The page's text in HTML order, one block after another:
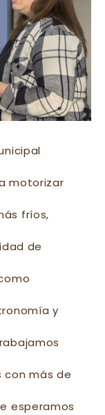
motorizar
fríos,
de
y
con más de
esperamos